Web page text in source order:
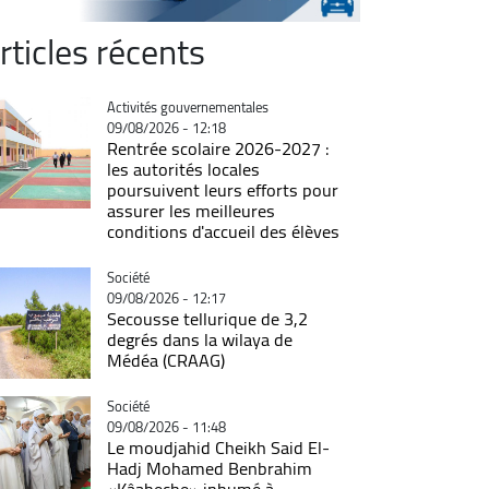
récents
Catégorie
Activités gouvernementales
09/08/2026 - 12:18
Rentrée scolaire 2026-2027 :
les autorités locales
poursuivent leurs efforts pour
assurer les meilleures
conditions d'accueil des élèves
Catégorie
Société
09/08/2026 - 12:17
Secousse tellurique de 3,2
degrés dans la wilaya de
Médéa (CRAAG)
Catégorie
Société
09/08/2026 - 11:48
Le moudjahid Cheikh Said El-
Hadj Mohamed Benbrahim